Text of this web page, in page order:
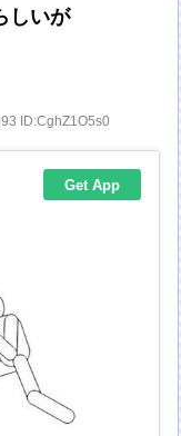
しいが
ID:CghZ1O5s0